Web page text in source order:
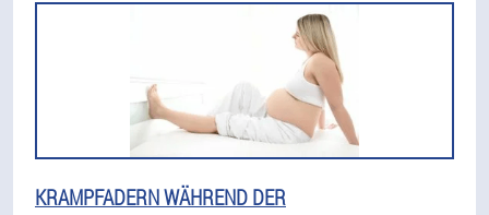
KRAMPFADERN WÄHREND DER